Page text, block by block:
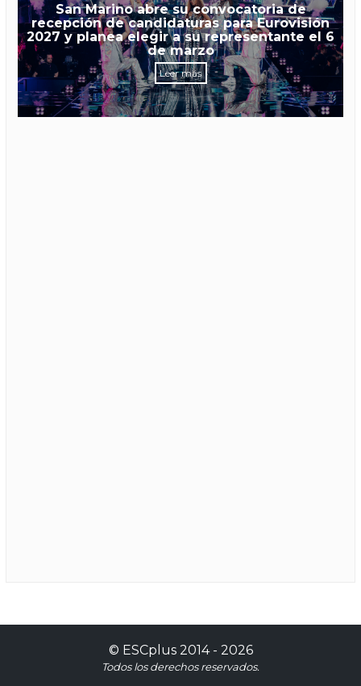
San Marino abre su convocatoria de
recepción de candidaturas para Eurovisión
2027 y planea elegir a su representante el 6
de marzo
Leer más
© ESCplus2014 - 2026
Todos los derechos reservados.